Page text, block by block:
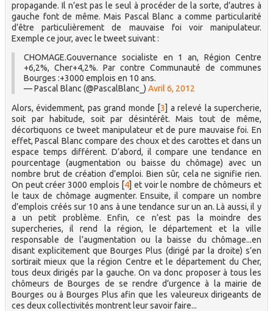
propagande. Il n’est pas le seul à procéder de la sorte, d’autres à
gauche font de même. Mais Pascal Blanc a comme particularité
d’être particulièrement de mauvaise foi voir manipulateur.
Exemple ce jour, avec le tweet suivant :
CHOMAGE.Gouvernance socialiste en 1 an, Région Centre
+6,2%, Cher+4,2%. Par contre Communauté de communes
Bourges :+3000 emplois en 10 ans.
— Pascal Blanc (@PascalBlanc_) Avril 6, 2012
Alors, évidemment, pas grand monde [3] a relevé la supercherie,
soit par habitude, soit par désintérêt. Mais tout de même,
décortiquons ce tweet manipulateur et de pure mauvaise foi. En
effet, Pascal Blanc compare des choux et des carottes et dans un
espace temps différent. D’abord, il compare une tendance en
pourcentage (augmentation ou baisse du chômage) avec un
nombre brut de création d’emploi. Bien sûr, cela ne signifie rien.
On peut créer 3000 emplois [4] et voir le nombre de chômeurs et
le taux de chômage augmenter. Ensuite, il compare un nombre
d’emplois créés sur 10 ans à une tendance sur un an. Là aussi, il y
a un petit problème. Enfin, ce n’est pas la moindre des
supercheries, il rend la région, le département et la ville
responsable de l’augmentation ou la baisse du chômage...en
disant explicitement que Bourges Plus (dirigé par la droite) s’en
sortirait mieux que la région Centre et le département du Cher,
tous deux dirigés par la gauche. On va donc proposer à tous les
chômeurs de Bourges de se rendre d’urgence à la mairie de
Bourges ou à Bourges Plus afin que les valeureux dirigeants de
ces deux collectivités montrent leur savoir faire...